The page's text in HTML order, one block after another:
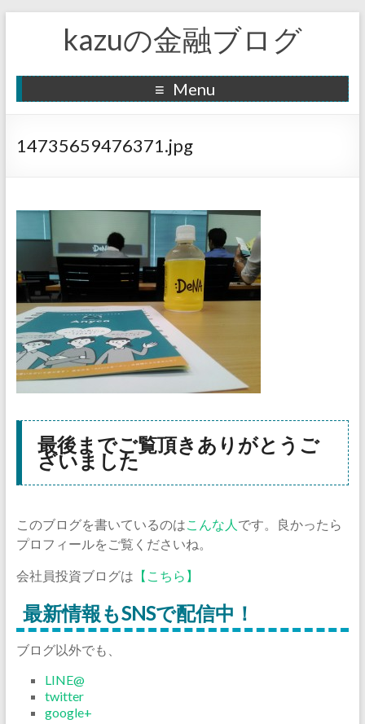
kazuの金融ブログ
Menu
14735659476371.jpg
最後までご覧頂きありがとうご
ざいました
このブログを書いているのはこんな人 です。良かったら
プロフィールをご覧くださいね。
会社員投資ブログは 【こちら】
最新情報もSNSで配信中！
ブログ以外でも、
LINE@
twitter
google+